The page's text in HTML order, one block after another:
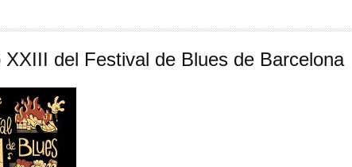
XXIII del Festival de Blues de Barcelona